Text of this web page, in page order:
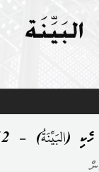
(البَيِّنَةُ) – 12